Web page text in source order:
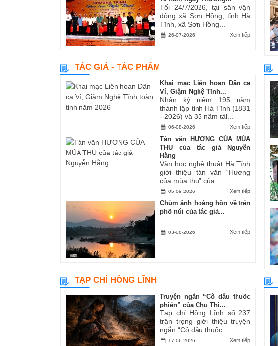
Tối 24/7/2026, tại sân vận
động xã Sơn Hồng, tỉnh Hà
Tĩnh, xã Sơn Hồng...
Xem tiếp
26-07-2026
TÁC GIẢ - TÁC PHẨM
Khai mạc Liên hoan Dân ca
Ví, Giặm Nghệ Tĩnh...
Nhân kỷ niệm 195 năm
thành lập tỉnh Hà Tĩnh (1831
- 2026) và 35 năm tái...
Xem tiếp
06-08-2026
Tản văn HƯƠNG CỦA MÙA
THU của tác giả Nguyễn
Hằng
Văn học nghệ thuật Hà Tĩnh
giới thiệu tản văn “Hương
của mùa thu” của...
Xem tiếp
05-08-2026
Chùm ảnh hoàng hôn về trên
phố núi của tác giả...
Xem tiếp
03-08-2026
TẠP CHÍ HỒNG LĨNH
Truyện ngắn “Cô dâu thuốc
phiện” của Chu Thị...
Tạp chí Hồng Lĩnh số 237
trân trọng giới thiệu truyện
ngắn “Cô dâu thuốc...
Xem tiếp
17-06-2026